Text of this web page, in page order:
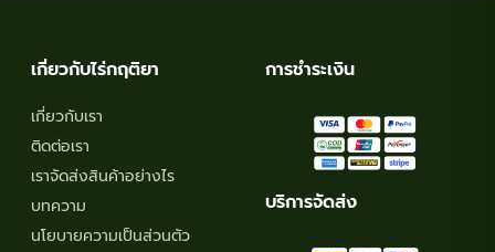
เกี่ยวกับไร่กฤติยา
เกี่ยวกับเรา
ติดต่อเรา
เราจัดส่งสินค้าอย่างไร
บทความ
นโยบายความเป็นส่วนตัว
การชำระเงิน
บริการจัดส่ง